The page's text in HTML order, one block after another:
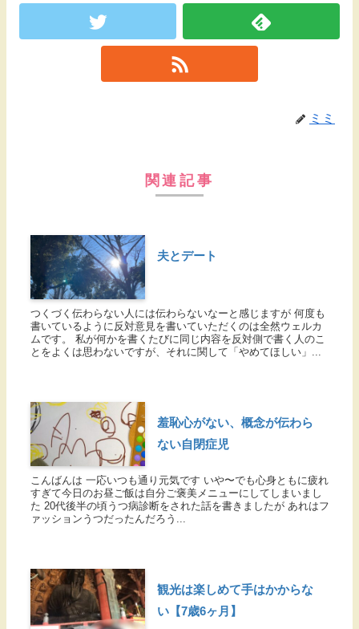
ミミ
関連記事
夫とデート
つくづく伝わらない人には伝わらないなーと感じますが 何度も
書いているように反対意見を書いていただくのは全然ウェルカ
ムです。 私が何かを書くたびに同じ内容を反対側で書く人のこ
とをよくは思わないですが、それに関して「やめてほしい」...
羞恥心がない、概念が伝わら
ない自閉症児
こんばんは 一応いつも通り元気です いや〜でも心身ともに疲れ
すぎて今日のお昼ご飯は自分ご褒美メニューにしてしまいまし
た 20代後半の頃うつ病診断をされた話を書きましたが あれはフ
ァッションうつだったんだろう...
観光は楽しめて手はかからな
い【7歳6ヶ月】